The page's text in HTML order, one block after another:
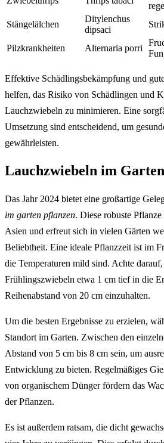
Stängelälchen
Ditylenchus
dipsaci
Pilzkrankheiten Alternaria porri
Effektive Schädlingsbekämpfung und
helfen, das Risiko von Schädlingen und
Lauchzwiebeln zu minimieren. Eine
Umsetzung sind entscheidend, um
gewährleisten.
Lauchzwiebeln im
Das Jahr 2024 bietet eine großartige
im garten pflanzen. Diese robuste
Asien und erfreut sich in vielen Gärten
Beliebtheit. Eine ideale Pflanzzeit ist im
die Temperaturen mild sind. Achte
Frühlingszwiebeln etwa 1 cm tief in die
Reihenabstand von 20 cm einzuhalten.
Um die besten Ergebnisse zu erzielen,
Standort im Garten. Zwischen den
Abstand von 5 cm bis 8 cm sein, um
Entwicklung zu bieten. Regelmäßiges
von organischem Dünger fördern das
der Pflanzen.
Es ist außerdem ratsam, die dicht